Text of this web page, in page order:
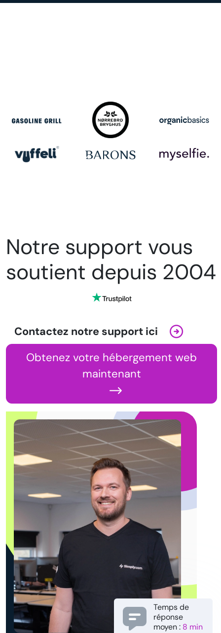
Temps de
réponse
moyen : 8 min
Notre support vous
soutient depuis 2004
Contactez notre support ici
Obtenez votre hébergement web
maintenant